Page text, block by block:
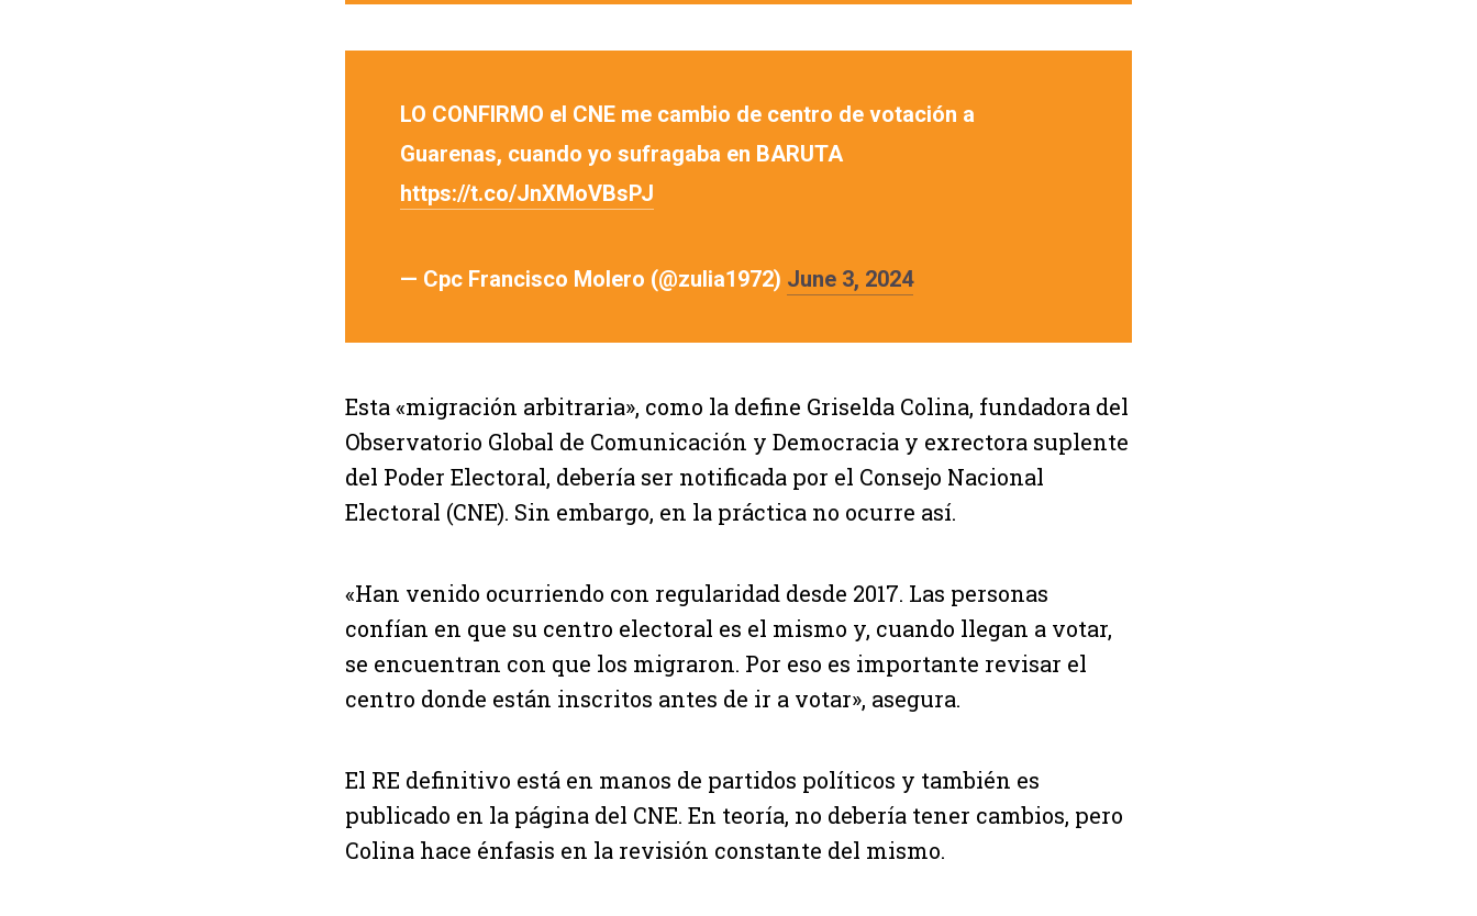
LO CONFIRMO el CNE me cambio de centro de votación a
Guarenas, cuando yo sufragaba en BARUTA
https://t.co/JnXMoVBsPJ
— Cpc Francisco Molero (@zulia1972) June 3, 2024
Esta «migración arbitraria», como la define Griselda Colina, fundadora del
Observatorio Global de Comunicación y Democracia y exrectora suplente
del Poder Electoral, debería ser notificada por el Consejo Nacional
Electoral (CNE). Sin embargo, en la práctica no ocurre así.
«Han venido ocurriendo con regularidad desde 2017. Las personas
confían en que su centro electoral es el mismo y, cuando llegan a votar,
se encuentran con que los migraron. Por eso es importante revisar el
centro donde están inscritos antes de ir a votar», asegura.
El RE definitivo está en manos de partidos políticos y también es
publicado en la página del CNE. En teoría, no debería tener cambios, pero
Colina hace énfasis en la revisión constante del mismo.